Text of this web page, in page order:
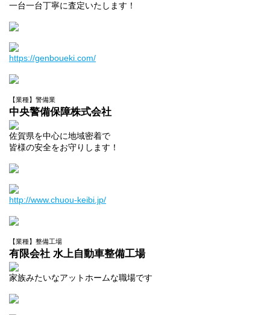
一台一台丁寧に査定いたします！
https://genboueki.com/
【業種】警備業
中央警備保障株式会社
佐賀県を中心に地域密着で
皆様の安全をお守りします！
http://www.chuou-keibi.jp/
【業種】整備工場
有限会社 水上自動車整備工場
家族みたいなアットホームな職場です